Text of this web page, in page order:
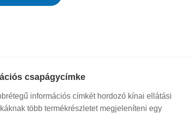
csapágycímke
információs címkét hordozó kínai ellátási
több termékrészletet megjeleníteni egy